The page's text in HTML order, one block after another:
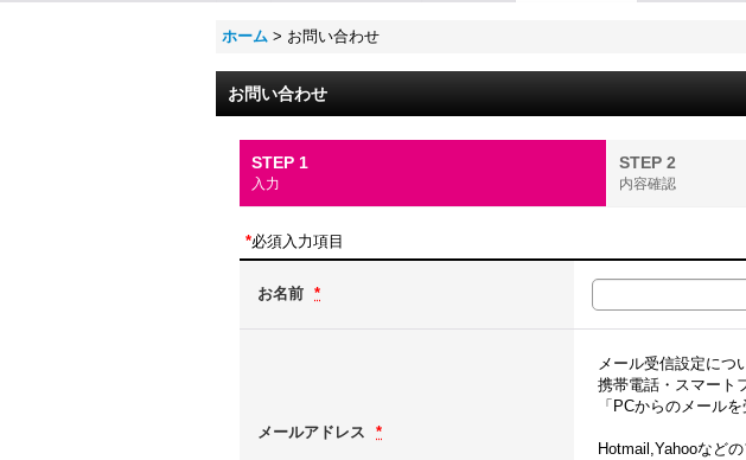
ホーム > お問い合わせ
お問い合わせ
STEP 1
入力
STEP 2
内容確認
*必須入力項目
お名前 *
メールアドレス *
メール受信設定につ
携帯電話・スマート
「PCからのメール
Hotmail,Yahooなど